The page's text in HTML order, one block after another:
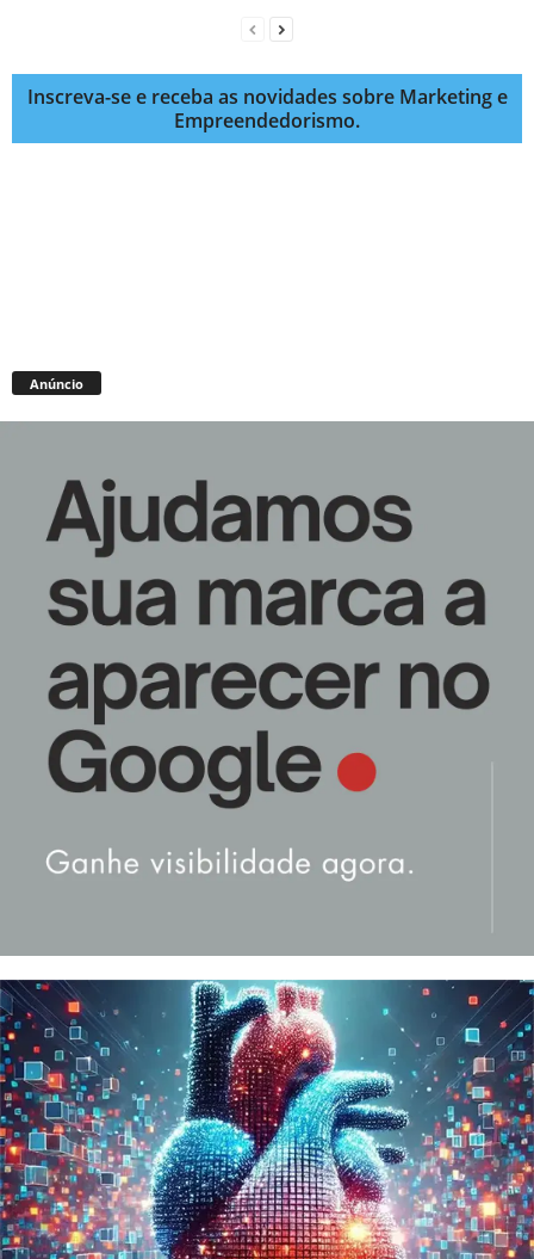
Inscreva-se e receba as novidades sobre Marketing e
Empreendedorismo.
Anúncio